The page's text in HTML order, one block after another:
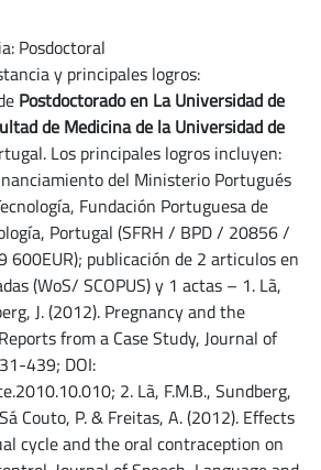
Posdoctoral
y principales logros:
Postdoctorado en La Universidad de
de Medicina de la Universidad de
Los principales logros incluyen:
del Ministerio Portugués
Fundación Portuguesa de
Portugal (SFRH / BPD / 20856 /
600EUR); publicación de 2 articulos en
(WoS/ SCOPUS) y 1 actas – 1. Lã,
J. (2012). Pregnancy and the
from a Case Study, Journal of
439; DOI:
2. Lã, F.M.B., Sundberg,
Couto, P. & Freitas, A. (2012). Effects
cycle and the oral contraception on